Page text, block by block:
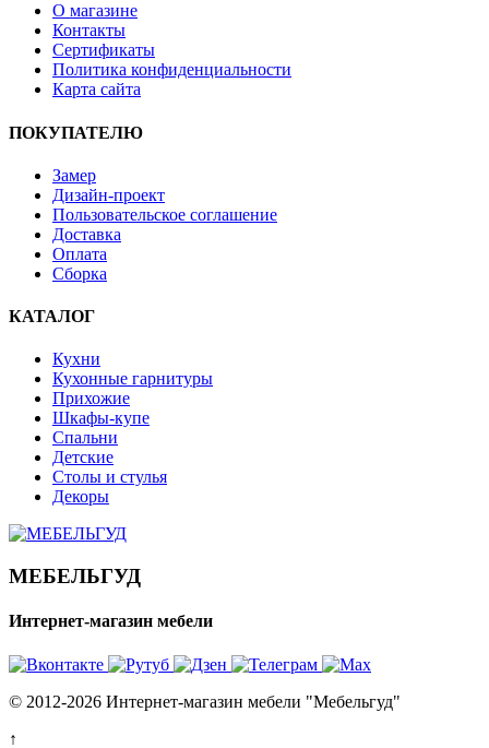
О магазине
Контакты
Сертификаты
Политика конфиденциальности
Карта сайта
ПОКУПАТЕЛЮ
Замер
Дизайн-проект
Пользовательское соглашение
Доставка
Оплата
Сборка
КАТАЛОГ
Кухни
Кухонные гарнитуры
Прихожие
Шкафы-купе
Спальни
Детские
Столы и стулья
Декоры
МЕБЕЛЬГУД
Интернет-магазин мебели
© 2012-2026 Интернет-магазин мебели "Мебельгуд"
↑